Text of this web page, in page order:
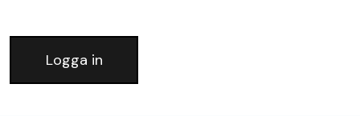
Logga in